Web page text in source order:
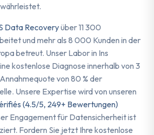
Data Recoveryüber 11 300
und mehr als 8 000 Kunden in der
betreut. Unser Labor in Ins
kostenlose Diagnose innerhalb von 3
von 80 % der
Unsere Expertise wird von unseren
(4.5/5, 249+ Bewertungen)
Engagement für Datensicherheit ist
Fordern Sie jetzt Ihre kostenlose